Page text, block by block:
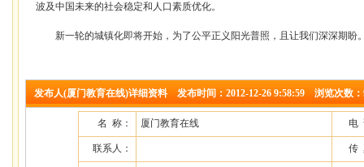
波及中国未来的社会稳定和人口素质优化。
新一轮的城镇化即将开始，为了公平正义阳光普照，且让我们深深期盼
发布人(厦门教育在线)详细资料 发布时间：2012-12-26 9:58:59 浏览次数：
名 称： 厦门教育在线 电
联系人： 传